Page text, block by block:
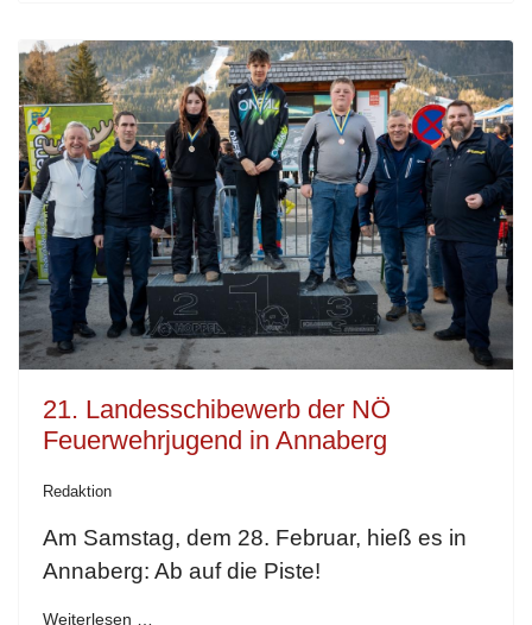
21. Landesschibewerb der NÖ
Feuerwehrjugend in Annaberg
Redaktion
Am Samstag, dem 28. Februar, hieß es in
Annaberg: Ab auf die Piste!
Weiterlesen …